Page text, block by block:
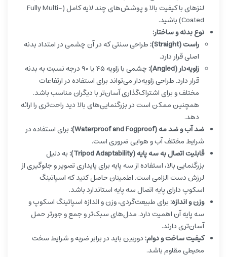
لنزهای با کیفیت بالا و پوشش‌های چند لایه کامل (Fully Multi-
Coated) باشید.
نوع بدنه و ساختار:
راست (Straight):
طراحی سنتی که در آن چشمی در امتداد بدنه
اصلی قرار دارد.
زاویه‌دار (Angled):
چشمی با زاویه 45 یا 90 درجه نسبت به بدنه
قرار دارد. طراحی زاویه‌دار می‌تواند برای استفاده در ارتفاعات
مختلف و برای اشتراک‌گذاری آسان‌تر با دیگران مناسب باشد.
همچنین ممکن است در بزرگنمایی‌های بالا دید راحت‌تری را ارائه
دهد.
ضد آب و ضد مه (Waterproof and Fogproof):
برای استفاده در
شرایط مختلف آب و هوایی ضروری است.
قابلیت اتصال به سه پایه (Tripod Adaptability):
به دلیل
بزرگنمایی بالا، استفاده از سه پایه برای پایداری تصویر و جلوگیری از
لرزش دست الزامی است. اطمینان حاصل کنید که اسپاتینگ
اسکوپ دارای پایه اتصال سه پایه استاندارد باشد.
وزن و اندازه: برای طبیعت‌گردی، وزن و اندازه اسپاتینگ اسکوپ و
سه پایه آن اهمیت دارد. مدل‌های سبک‌تر و جمع و جورتر حمل
آسان‌تری دارند.
کیفیت ساخت و دوام: دوربین باید در برابر ضربه و شرایط سخت
محیطی مقاوم باشد.